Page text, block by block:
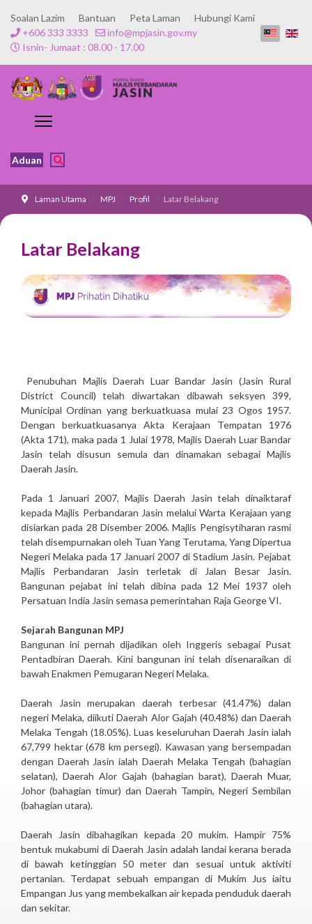
Soalan Lazim Bantuan Peta Laman
Hubungi Kami
+606 333 3333
info@mpjasin.gov.my
Isnin- Jumaat : 08.00 - 17.00
Aduan
Laman Utama MPJ Profil Latar Belakang
Latar Belakang
Penubuhan Majlis Daerah Luar Bandar Jasin (Jasin Rural
District Council) telah diwartakan dibawah seksyen 399,
Municipal Ordinan yang berkuatkuasa mulai 23 Ogos 1957.
Dengan berkuatkuasanya Akta Kerajaan Tempatan 1976
(Akta 171), maka pada 1 Julai 1978, Majlis Daerah Luar Bandar
Jasin telah disusun semula dan dinamakan sebagai Majlis
Daerah Jasin.
Pada 1 Januari 2007, Majlis Daerah Jasin telah dinaiktaraf
kepada Majlis Perbandaran Jasin melalui Warta Kerajaan yang
disiarkan pada 28 Disember 2006. Majlis Pengisytiharan rasmi
telah disempurnakan oleh Tuan Yang Terutama, Yang Dipertua
Negeri Melaka pada 17 Januari 2007 di Stadium Jasin. Pejabat
Majlis Perbandaran Jasin terletak di Jalan Besar Jasin.
Bangunan pejabat ini telah dibina pada 12 Mei 1937 oleh
Persatuan India Jasin semasa pemerintahan Raja George VI.
Sejarah Bangunan MPJ
Bangunan ini pernah dijadikan oleh Inggeris sebagai Pusat
Pentadbiran Daerah. Kini bangunan ini telah disenaraikan di
bawah Enakmen Pemugaran Negeri Melaka.
Daerah Jasin merupakan daerah terbesar (41.47%) dalan
negeri Melaka, diikuti Daerah Alor Gajah (40.48%) dan Daerah
Melaka Tengah (18.05%). Luas keseluruhan Daerah Jasin ialah
67,799 hektar (678 km persegi). Kawasan yang bersempadan
dengan Daerah Jasin ialah Daerah Melaka Tengah (bahagian
selatan), Daerah Alor Gajah (bahagian barat), Daerah Muar,
Johor (bahagian timur) dan Daerah Tampin, Negeri Sembilan
(bahagian utara).
Daerah Jasin dibahagikan kepada 20 mukim. Hampir 75%
bentuk mukabumi di Daerah Jasin adalah landai kerana berada
di bawah ketinggian 50 meter dan sesuai untuk aktiviti
pertanian. Terdapat sebuah empangan di Mukim Jus iaitu
Empangan Jus yang membekalkan air kepada penduduk daerah
dan sekitar.